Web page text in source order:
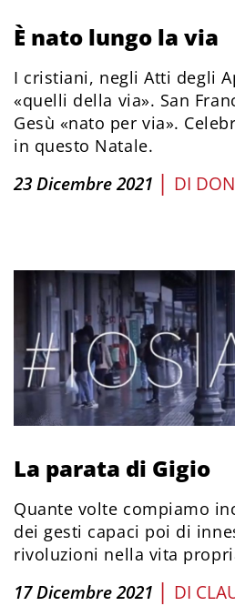
È nato lungo la via
I cristiani, negli Atti degli
«quelli della via». San
Gesù «nato per via».
in questo Natale.
23 Dicembre 2021 | DI
La parata di Gigio
Quante volte compiamo
dei gesti capaci poi di
rivoluzioni nella vita
17 Dicembre 2021 | DI